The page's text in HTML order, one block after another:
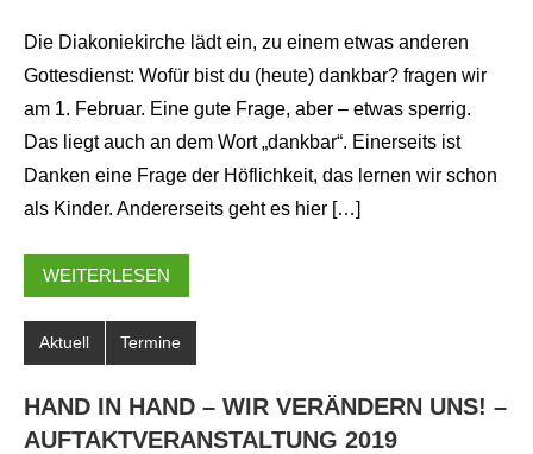
Die Diakoniekirche lädt ein, zu einem etwas anderen
Gottesdienst: Wofür bist du (heute) dankbar? fragen wir
am 1. Februar. Eine gute Frage, aber – etwas sperrig.
Das liegt auch an dem Wort „dankbar“. Einerseits ist
Danken eine Frage der Höflichkeit, das lernen wir schon
als Kinder. Andererseits geht es hier […]
WEITERLESEN
Aktuell Termine
HAND IN HAND – WIR VERÄNDERN UNS! –
AUFTAKTVERANSTALTUNG 2019